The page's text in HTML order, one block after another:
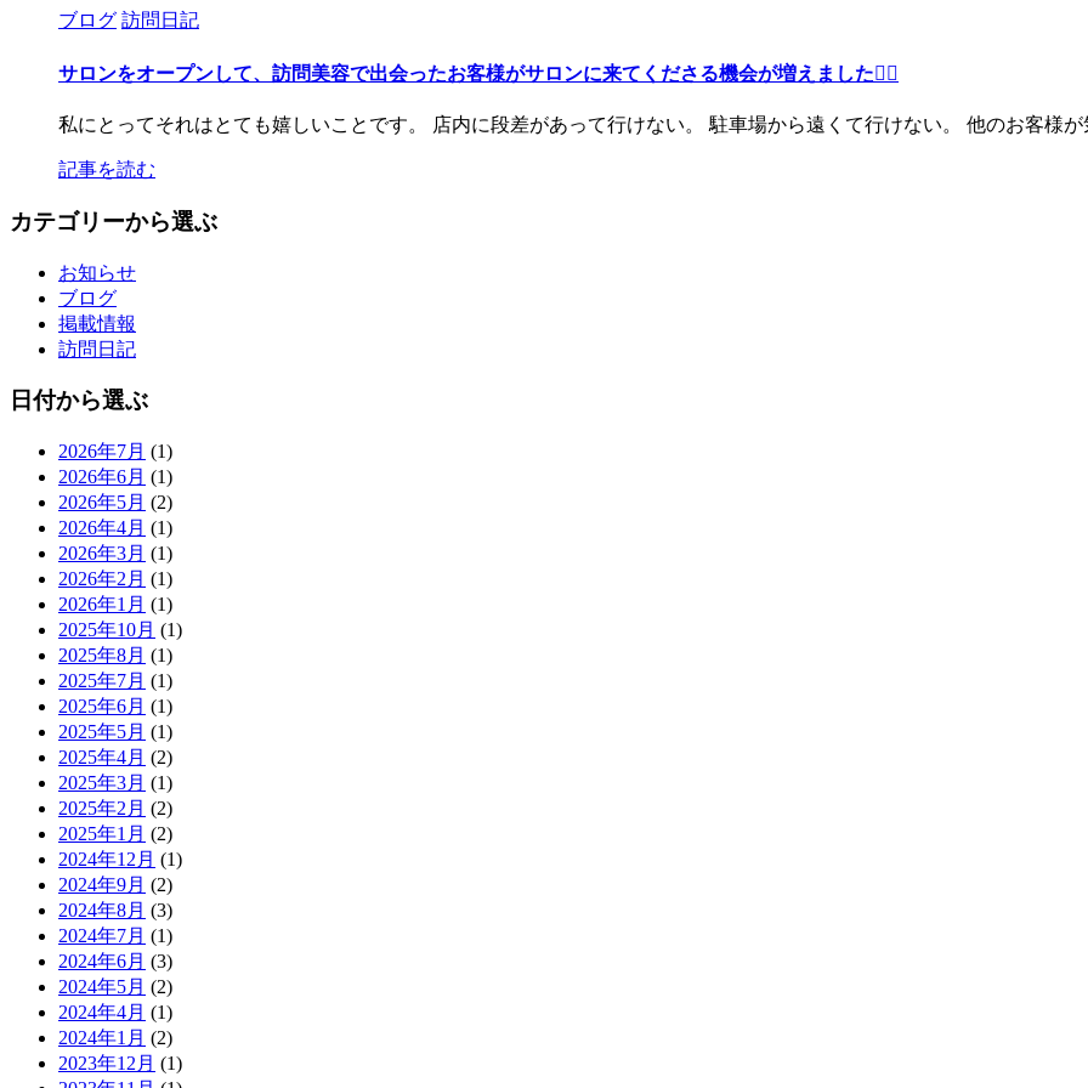
ブログ 訪問日記
サロンをオープンして、訪問美容で出会ったお客様がサロンに来てくださる機会が増えました🙆‍♀️
私にとってそれはとても嬉しいことです。 店内に段差があって行けない。 駐車場から遠くて行けない。 他のお客様
記事を読む
カテゴリーから選ぶ
お知らせ
ブログ
掲載情報
訪問日記
日付から選ぶ
2026年7月 (1)
2026年6月 (1)
2026年5月 (2)
2026年4月 (1)
2026年3月 (1)
2026年2月 (1)
2026年1月 (1)
2025年10月 (1)
2025年8月 (1)
2025年7月 (1)
2025年6月 (1)
2025年5月 (1)
2025年4月 (2)
2025年3月 (1)
2025年2月 (2)
2025年1月 (2)
2024年12月 (1)
2024年9月 (2)
2024年8月 (3)
2024年7月 (1)
2024年6月 (3)
2024年5月 (2)
2024年4月 (1)
2024年1月 (2)
2023年12月 (1)